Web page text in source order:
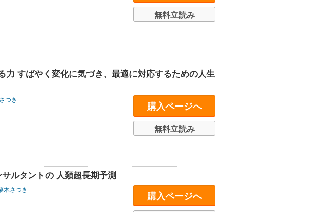
無料立読み
力 すばやく変化に気づき、最適に対応するための人生
つき
購入ページへ
無料立読み
ルタントの 人類超長期予測
木さつき
購入ページへ